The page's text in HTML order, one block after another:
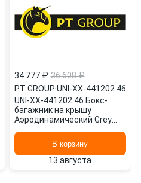
34 777 ₽ 36 608 ₽
PT GROUP·UNI-XX-441202.46
UNI-XX-441202.46 Бокс-
багажник на крышу
Аэродинамический Grey
открывание (UN PT GROUP
В корзину
13 августа